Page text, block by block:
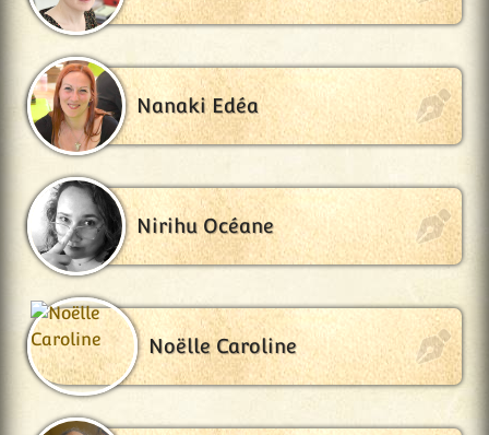
Nanaki Edéa
Nirihu Océane
Noëlle Caroline